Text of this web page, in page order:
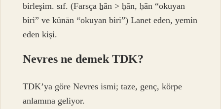
birleşim. sıf. (Farsça ẖān > ḫān, ḥān “okuyan
biri” ve künān “okuyan biri”) Lanet eden, yemin
eden kişi.
Nevres ne demek TDK?
TDK’ya göre Nevres ismi; taze, genç, körpe
anlamına geliyor.